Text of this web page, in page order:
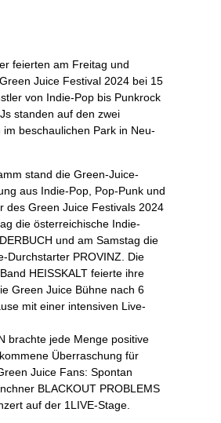
feierten am Freitag und
Juice Festival 2024 bei 15
von Indie-Pop bis Punkrock
standen auf den zwei
im beschaulichen Park in Neu-
stand die Green-Juice-
aus Indie-Pop, Pop-Punk und
des Green Juice Festivals 2024
die österreichische Indie-
und am Samstag die
Durchstarter PROVINZ. Die
HEISSKALT feierte ihre
Green Juice Bühne nach 6
mit einer intensiven Live-
brachte jede Menge positive
Überraschung für
Juice Fans: Spontan
BLACKOUT PROBLEMS
auf der 1LIVE-Stage.